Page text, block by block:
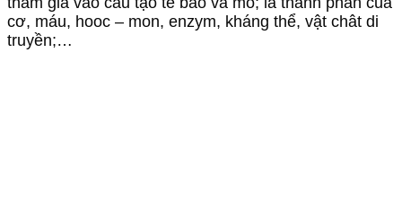
cơ, máu, hooc – mon, enzym, kháng thể, vật chât di
truyền;…